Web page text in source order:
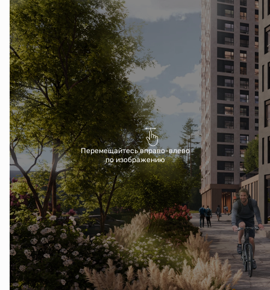
Перемещайтесь вправо-влево
по изображению